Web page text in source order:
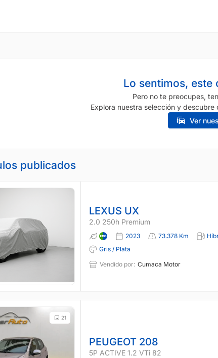
Lo sentimos,
Pero no te preocupes,
Explora nuestra selección y
Ver
publicados
LEXUS UX
2.0 250h Premium
2023 73.378 Km
Gris / Plata
Vendido por: Cumaca Motor
21
PEUGEOT 208
5P ACTIVE 1.2 VTi 82